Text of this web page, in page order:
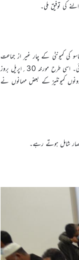
کی توفیق ملی۔
میں دعوت دی گئی۔ مورخہ 30؍اپریل بروز ہفتہ برکینافاسو کی کمیونٹی کے چار غیر از جماعت
مہمان تشریف لائے۔ انہیں جماعت کا تعارف اور جماعتی لٹریچر پیش کرنے کا بھی موقع ملا اور بعض تبلیغی موضوعات پر گفتگو بھی ہوئی۔ اسی طرح مورخہ 30؍اپریل بروز
دونوں کمیونٹیز کے بعض مہمانوں نے